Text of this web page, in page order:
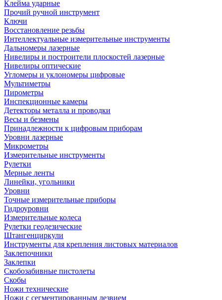
Клейма ударные
Прочий ручной инструмент
Ключи
Восстановление резьбы
Интеллектуальные измерительные инструменты
Дальномеры лазерные
Нивелиры и построители плоскостей лазерные
Нивелиры оптические
Угломеры и уклономеры цифровые
Мультиметры
Пирометры
Инспекционные камеры
Детекторы металла и проводки
Весы и безмены
Принадлежности к цифровым приборам
Уровни лазерные
Микрометры
Измерительные инструменты
Рулетки
Мерные ленты
Линейки, угольники
Уровни
Точные измерительные приборы
Гидроуровни
Измерительные колеса
Рулетки геодезические
Штангенциркули
Инструменты для крепления листовых материалов
Заклепочники
Заклепки
Скобозабивные пистолеты
Скобы
Ножи технические
Ножи с сегментированным лезвием